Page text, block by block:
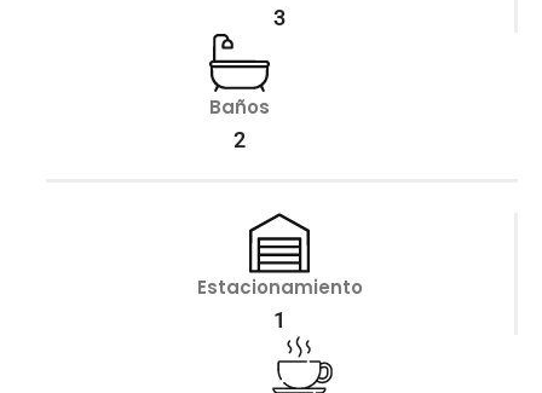
3
Baños
2
Estacionamiento
1